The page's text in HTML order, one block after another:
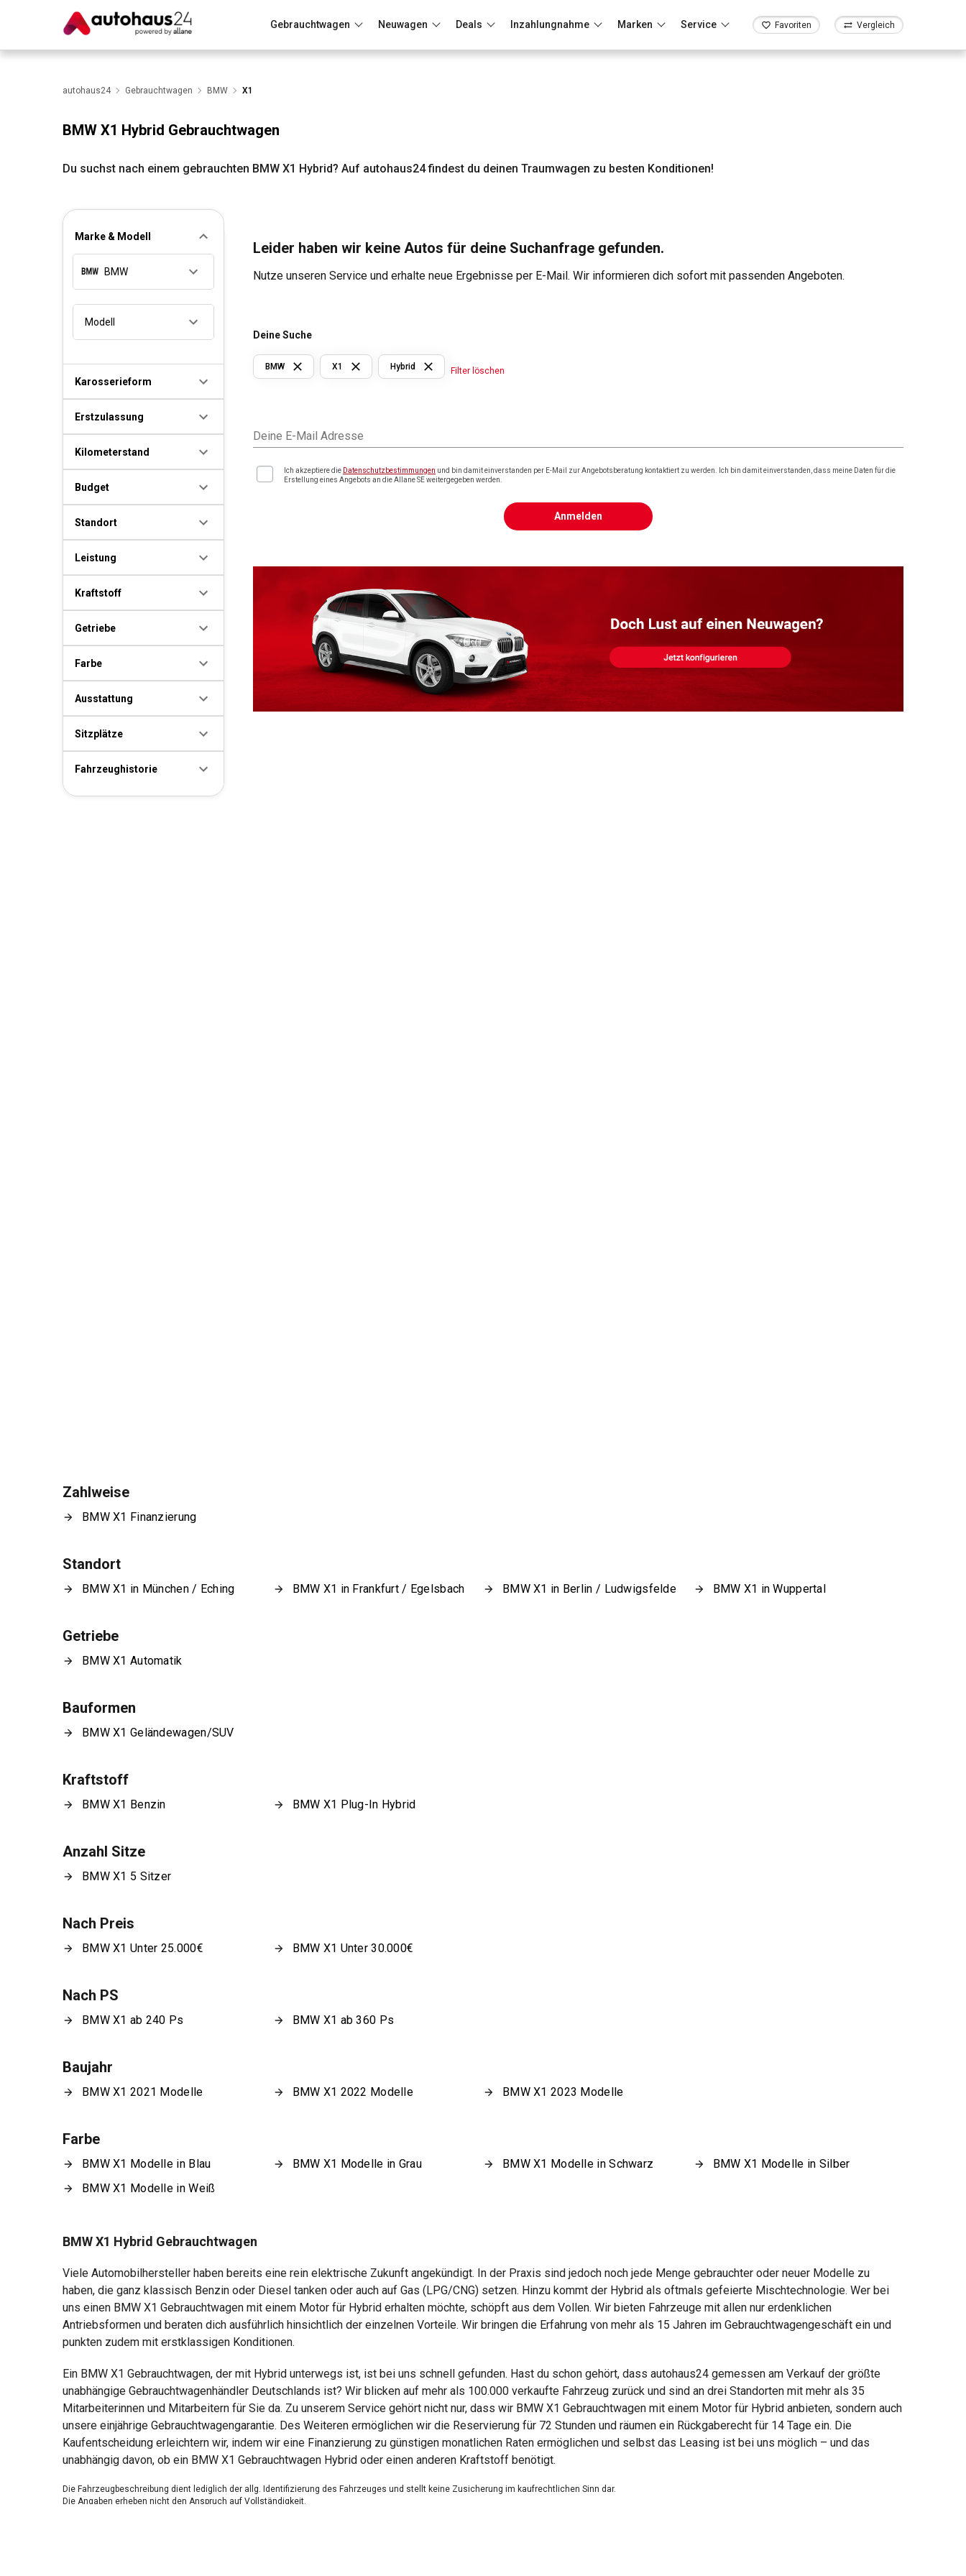
Gebrauchtwagen Neuwagen Deals Inzahlungnahme Marken Service Favoriten Vergleich
Wir bewerten dein AutoRund um die Inzahlungnahme
autohaus24 Gebrauchtwagen BMW X1
BMW X1 Hybrid Gebrauchtwagen
Du suchst nach einem gebrauchten BMW X1 Hybrid? Auf autohaus24 findest du deinen Traumwagen zu besten Konditionen!
Marke & Modell
BMW
Modell
Karosserieform
Erstzulassung
Kilometerstand
Budget
Standort
Leistung
Kraftstoff
Getriebe
Farbe
Ausstattung
Sitzplätze
Fahrzeughistorie
Leider haben wir keine Autos für deine Suchanfrage gefunden.
Nutze unseren Service und erhalte neue Ergebnisse per E-Mail. Wir informieren dich sofort mit passenden Angeboten.
Deine Suche
BMW X1 Hybrid Filter löschen
Deine E-Mail Adresse
Ich akzeptiere die Datenschutzbestimmungen und bin damit einverstanden per E-Mail zur Angebotsberatung kontaktiert zu werden. Ich bin damit einverstanden, dass meine Daten für die
Erstellung eines Angebots an die Allane SE weitergegeben werden.
Anmelden
Zahlweise
BMW X1 Finanzierung
Standort
BMW X1 in München / Eching BMW X1 in Frankfurt / Egelsbach BMW X1 in Berlin / Ludwigsfelde BMW X1 in Wuppertal
Getriebe
BMW X1 Automatik
Bauformen
BMW X1 Geländewagen/SUV
Kraftstoff
BMW X1 Benzin BMW X1 Plug-In Hybrid
Anzahl Sitze
BMW X1 5 Sitzer
Nach Preis
BMW X1 Unter 25.000€ BMW X1 Unter 30.000€
Nach PS
BMW X1 ab 240 Ps BMW X1 ab 360 Ps
Baujahr
BMW X1 2021 Modelle BMW X1 2022 Modelle BMW X1 2023 Modelle
Farbe
BMW X1 Modelle in Blau BMW X1 Modelle in Grau BMW X1 Modelle in Schwarz
BMW X1 Modelle in Silber
BMW X1 Modelle in Weiß
BMW X1 Hybrid Gebrauchtwagen
Viele Automobilhersteller haben bereits eine rein elektrische Zukunft angekündigt. In der Praxis sind jedoch noch jede Menge gebrauchter oder neuer Modelle zu
haben, die ganz klassisch Benzin oder Diesel tanken oder auch auf Gas (LPG/CNG) setzen. Hinzu kommt der Hybrid als oftmals gefeierte Mischtechnologie. Wer bei
uns einen BMW X1 Gebrauchtwagen mit einem Motor für Hybrid erhalten möchte, schöpft aus dem Vollen. Wir bieten Fahrzeuge mit allen nur erdenklichen
Antriebsformen und beraten dich ausführlich hinsichtlich der einzelnen Vorteile. Wir bringen die Erfahrung von mehr als 15 Jahren im Gebrauchtwagengeschäft ein und
punkten zudem mit erstklassigen Konditionen.
Ein BMW X1 Gebrauchtwagen, der mit Hybrid unterwegs ist, ist bei uns schnell gefunden. Hast du schon gehört, dass autohaus24 gemessen am Verkauf der größte
unabhängige Gebrauchtwagenhändler Deutschlands ist? Wir blicken auf mehr als 100.000 verkaufte Fahrzeug zurück und sind an drei Standorten mit mehr als 35
Mitarbeiterinnen und Mitarbeitern für Sie da. Zu unserem Service gehört nicht nur, dass wir BMW X1 Gebrauchtwagen mit einem Motor für Hybrid anbieten, sondern auch
unsere einjährige Gebrauchtwagengarantie. Des Weiteren ermöglichen wir die Reservierung für 72 Stunden und räumen ein Rückgaberecht für 14 Tage ein. Die
Kaufentscheidung erleichtern wir, indem wir eine Finanzierung zu günstigen monatlichen Raten ermöglichen und selbst das Leasing ist bei uns möglich – und das
unabhängig davon, ob ein BMW X1 Gebrauchtwagen Hybrid oder einen anderen Kraftstoff benötigt.
Die Fahrzeugbeschreibung dient lediglich der allg. Identifizierung des Fahrzeuges und stellt keine Zusicherung im kaufrechtlichen Sinn dar.
Die Angaben erheben nicht den Anspruch auf Vollständigkeit.